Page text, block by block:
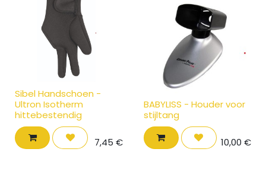
Sibel Handschoen -
Ultron Isotherm
hittebestendig
7,45 €
BABYLISS - Houder voor
stijltang
10,00 €